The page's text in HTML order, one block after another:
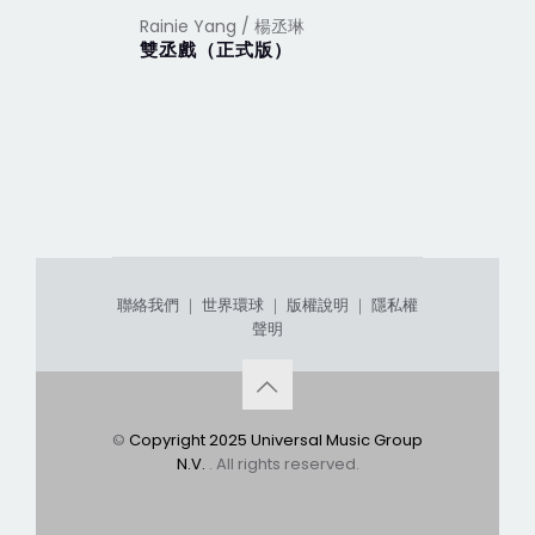
Rainie Yang / 楊丞琳
雙丞戲（正式版）
聯絡我們 ｜ 世界環球 ｜ 版權說明 ｜ 隱私權
聲明
© Copyright 2025 Universal Music Group
N.V. . All rights reserved.